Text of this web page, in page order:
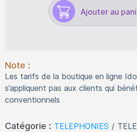
Note :
Les tarifs de la boutique en ligne
s’appliquent pas aux clients qui
conventionnels
Catégorie : TELEPHONIES /